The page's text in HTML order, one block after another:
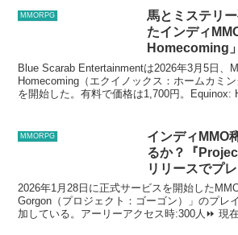
MMORPG
馬とミステリ
たインディ
Homecoming
を開始
Blue Scarab Entertainmentは2026年3月5日、
Homecoming（エクイノックス：ホームカミ
を開始した。有料で価格は1,700円。Equinox:
MMORPG
インディMMO
るか？『
リリースでプ
2026年1月28日に正式サービスを開始した
Gorgon（プロジェクト：ゴーゴン）」のプレ
加している。アーリーアクセス時:300人⏩️ 現